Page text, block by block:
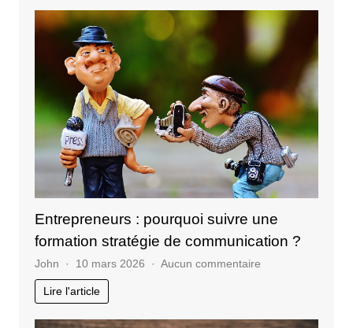
vs
marketing
moderne
Entrepreneurs : pourquoi suivre une
formation stratégie de communication ?
John 10 mars 2026 Aucun commentairesur
pourquoi
Lire l'article